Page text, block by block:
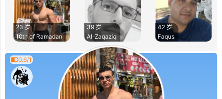
23 岁
10th of Ramadan
39 岁
Al-Zaqaziq‎
42 岁
Faqus
0.6/1